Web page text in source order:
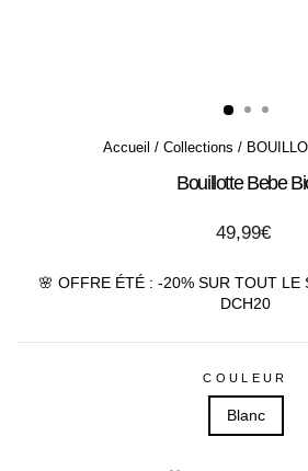
Accueil / Collections /
Bouillotte Bebe
Prix
49,99€
🌸 OFFRE ÉTÉ : -20% SUR TOUT LE
DCH20
COULEUR
Blanc